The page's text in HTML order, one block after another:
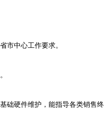
中心工作要求。
硬件维护，能指导各类销售终